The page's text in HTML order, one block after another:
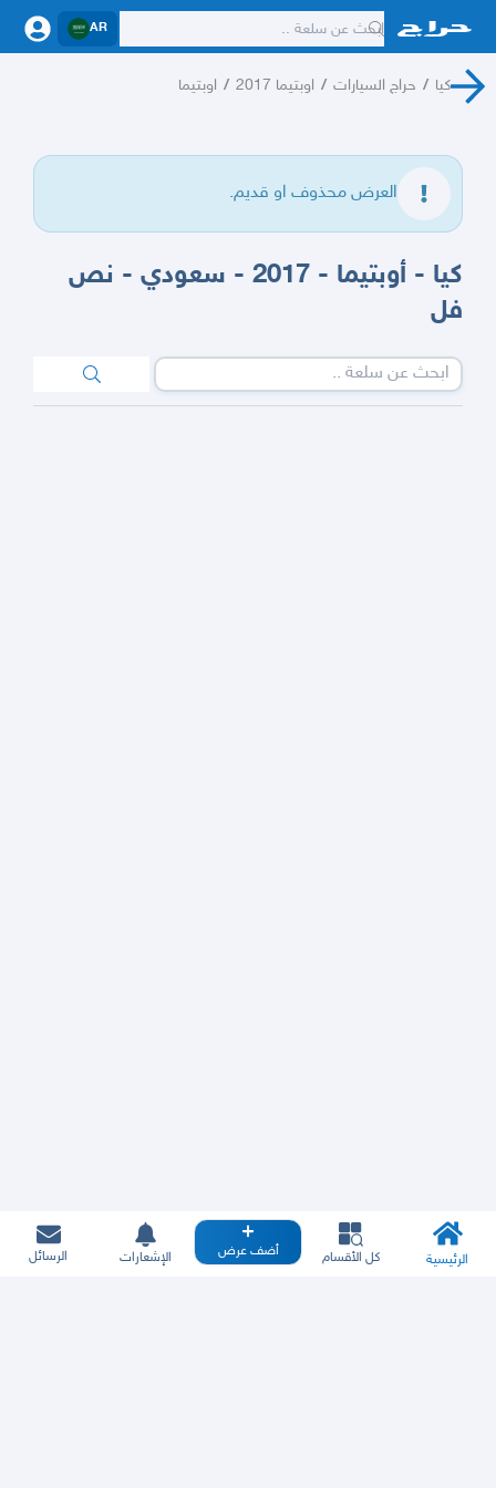
AR
كيا / حراج السيارات / اوبتيما 2017 / اوبتيما
العرض محذوف او قديم.
كيا - أوبتيما - 2017 - سعودي - نص
فل
الرئيسية كل الأقسام أضف عرض الإشعارات الرسائل